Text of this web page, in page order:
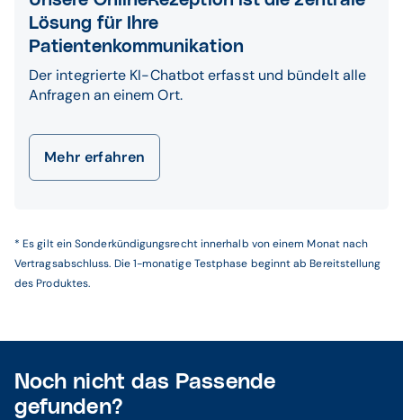
Lösung für Ihre
Patientenkommunikation
Der integrierte KI-Chatbot erfasst und bündelt alle
Anfragen an einem Ort.
Mehr erfahren
* Es gilt ein Sonderkündigungsrecht innerhalb von einem Monat nach
Vertragsabschluss. Die 1-monatige Testphase beginnt ab Bereitstellung
des Produktes.
Noch nicht das Passende
gefunden?